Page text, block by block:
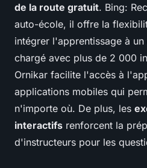
de la route gratuit. Bing:
auto-école, il offre la
intégrer l'apprentissage à
chargé avec plus de 2 000
Ornikar facilite l'accès à
applications mobiles qui
n'importe où. De plus, les
interactifs renforcent la
d'instructeurs pour les